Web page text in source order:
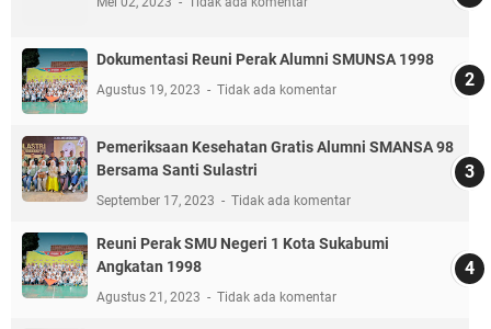
Dokumentasi Reuni Perak Alumni SMUNSA 1998
Agustus 19, 2023 Tidak ada komentar
Pemeriksaan Kesehatan Gratis Alumni SMANSA 98
Bersama Santi Sulastri
September 17, 2023 Tidak ada komentar
Reuni Perak SMU Negeri 1 Kota Sukabumi
Angkatan 1998
Agustus 21, 2023 Tidak ada komentar